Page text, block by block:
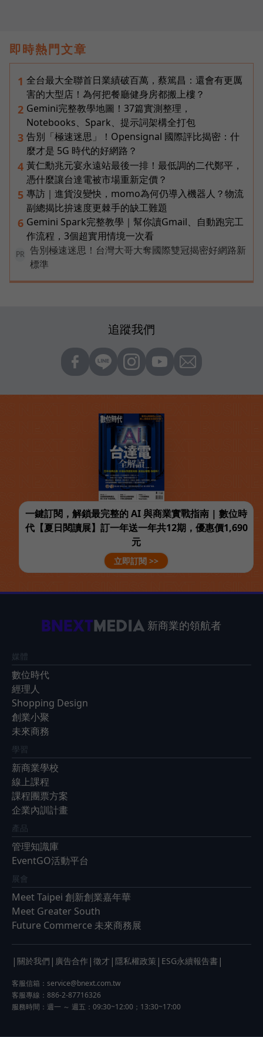
即時熱門文章
1 全台最大全聯首日業績破百萬，蔡篤昌：還會有更厲
害的大型店！為何把餐廳健身房都搬上樓？
2 Gemini完整教學地圖！37篇實測整理，
Notebooks、Spark、提示詞架構全打包
3 告別「極速迷思」！Opensignal 國際評比揭密：什
麼才是 5G 時代的好網路？
4 黃仁勳兆元宴永遠站最後一排！最低調的二代鄭平，
憑什麼讓台達電被市場重新定價？
5 專訪｜進貨沒變快，momo為何仍導入機器人？物流
副總揭比拚速度更棘手的缺工難題
6 Gemini Spark完整教學｜幫你讀Gmail、自動跑完工
作流程，3個超實用情境一次看
PR
告別極速迷思！台灣大哥大奪國際雙冠揭密好網路新
標準
追蹤我們
一鍵訂閱，解鎖最完整的 AI 與商業實戰指南 | 數位時
代【夏日閱讀展】訂一年送一年共12期，優惠價1,690
元
立即訂閱 >>
新商業的領航者
媒體
數位時代
經理人
Shopping Design
創業小聚
未來商務
學習
新商業學校
線上課程
課程團票方案
企業內訓計畫
產品
管理知識庫
EventGO活動平台
展會
Meet Taipei 創新創業嘉年華
Meet Greater South
Future Commerce 未來商務展
| 關於我們 | 廣告合作 | 徵才 | 隱私權政策 | ESG永續報告書 |
客服信箱： service@bnext.com.tw
客服專線：886-2-87716326
服務時間：週一 ～ 週五：09:30~12:00；13:30~17:00